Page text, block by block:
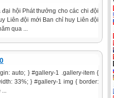
hội Phát thưởng cho các chi đội
Liên đội mới Ban chỉ huy Liên đội
qua ...
auto; } #gallery-1 .gallery-item {
33%; } #gallery-1 img { border:
...